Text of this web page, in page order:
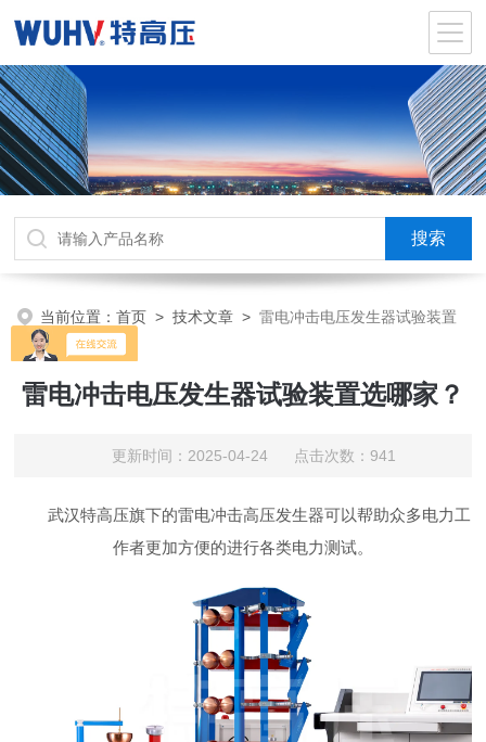
当前位置：首页 >技术文章 >雷电冲击电压发生器试验装置
选哪家？
雷电冲击电压发生器试验装置选哪家？
更新时间：2025-04-24 点击次数：941
武汉特高压旗下的雷电冲击高压发生器可以帮助众多电力工
作者更加方便的进行各类电力测试。